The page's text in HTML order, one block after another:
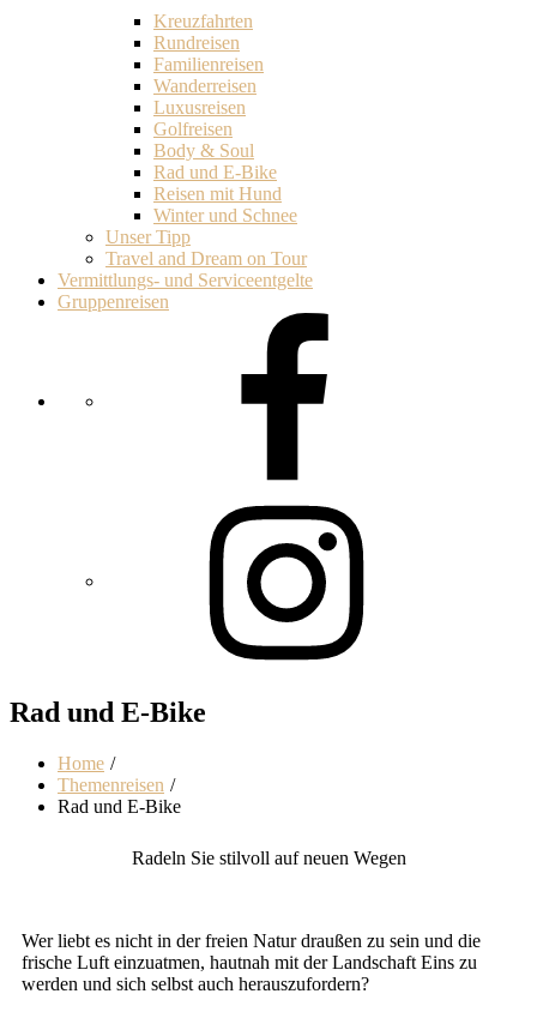
Kreuzfahrten
Rundreisen
Familienreisen
Wanderreisen
Luxusreisen
Golfreisen
Body & Soul
Rad und E-Bike
Reisen mit Hund
Winter und Schnee
Unser Tipp
Travel and Dream on Tour
Vermittlungs- und Serviceentgelte
Gruppenreisen
Rad und E-Bike
Home
Themenreisen
Rad und E-Bike
Radeln Sie stilvoll auf neuen Wegen
Wer liebt es nicht in der freien Natur draußen zu sein und die
frische Luft einzuatmen, hautnah mit der Landschaft Eins zu
werden und sich selbst auch herauszufordern?